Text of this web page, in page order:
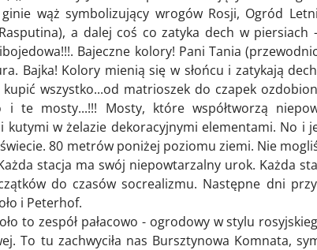
wąż symbolizujący wrogów Rosji, Ogród
a dalej coś co zatyka dech w piersiach
Bajeczne kolory! Pani Tania
Bajka! Kolory mienią się w słońcu i zatykają
wszystko...od matrioszek do czapek
i te mosty...!!! Mosty, które współtworzą
kutymi w żelazie dekoracyjnymi elementami. No i
80 metrów poniżej poziomu ziemi. Nie
stacja ma swój niepowtarzalny urok. Każda
do czasów socrealizmu. Następne dni
i Peterhof.
to zespół pałacowo - ogrodowy w stylu
To tu zachwyciła nas Bursztynowa Komnata,